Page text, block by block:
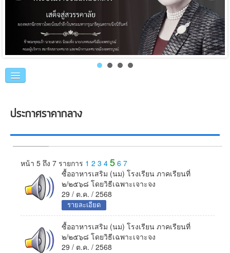
คณะผู้บริหาร
แผนการดำเนินงาน
ข่าวประชาสัมพันธ์
หน่วยงานภายใน
ภาพกิจกรรม
ประกาศราคากลาง
หน้า 5 ถึง 7 รายการ 1 2 3 4 5 6 7
ซื้ออาหารเสริม (นม) โรงเรียน ภาคเรียนที่
๒/๒๕๖๘ โดยวิธีเฉพาะเจาะจง
29 / ต.ค. / 2568
รายละเอียด
ซื้ออาหารเสริม (นม) โรงเรียน ภาคเรียนที่
๒/๒๕๖๘ โดยวิธีเฉพาะเจาะจง
29 / ต.ค. / 2568